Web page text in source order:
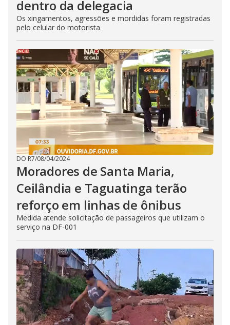
dentro da delegacia
Os xingamentos, agressões e mordidas foram registradas
pelo celular do motorista
DO R7/08/04/2024
Moradores de Santa Maria,
Ceilândia e Taguatinga terão
reforço em linhas de ônibus
Medida atende solicitação de passageiros que utilizam o
serviço na DF-001